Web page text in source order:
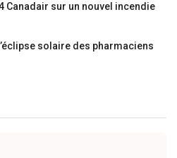
Canadair sur un nouvel incendie
solaire des pharmaciens